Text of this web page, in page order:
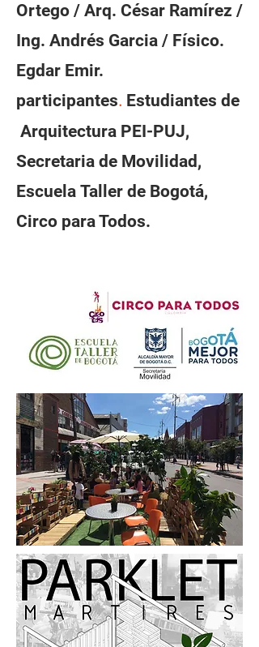
Ortego / Arq. César Ramírez /
Ing. Andrés Garcia / Físico.
Egdar Emir.
participantes. Estudiantes de
Arquitectura PEI-PUJ,
Secretaria de Movilidad,
Escuela Taller de Bogotá,
Circo para Todos.